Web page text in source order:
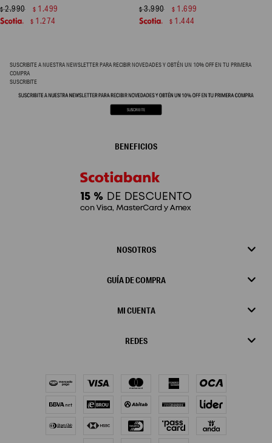
$2.990 $ 1.499
$ 1.274
$3.990 $ 1.699
$ 1.444
SUSCRIBITE A NUESTRA NEWSLETTER PARA RECIBIR NOVEDADES Y OBTÉN UN 10% OFF EN TU PRIMERA
COMPRA
SUSCRIBITE
NOSOTROS
GUÍA DE COMPRA
MI CUENTA
REDES
BENEFICIOS